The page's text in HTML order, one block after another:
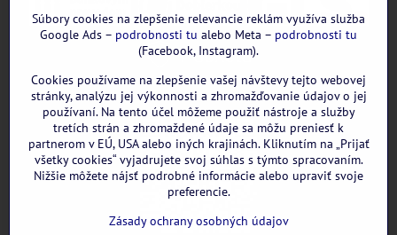
GOOGLE recenzie:
Súbory cookies na zlepšenie relevancie reklám využíva služba
Google Ads – podrobnosti tu alebo Meta – podrobnosti tu
(Facebook, Instagram).
Cookies používame na zlepšenie vašej návštevy tejto webovej
stránky, analýzu jej výkonnosti a zhromažďovanie údajov o jej
používaní. Na tento účel môžeme použiť nástroje a služby
tretích strán a zhromaždené údaje sa môžu preniesť k
partnerom v EÚ, USA alebo iných krajinách. Kliknutím na „Prijať
všetky cookies“ vyjadrujete svoj súhlas s týmto spracovaním.
Nižšie môžete nájsť podrobné informácie alebo upraviť svoje
preferencie.
Zásady ochrany osobných údajov